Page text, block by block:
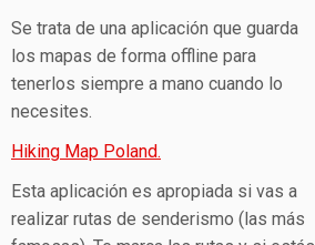
Se trata de una aplicación que guarda
los mapas de forma offline para
tenerlos siempre a mano cuando lo
necesites.
Hiking Map Poland.
Esta aplicación es apropiada si vas a
realizar rutas de senderismo (las más